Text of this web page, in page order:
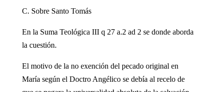
C. Sobre Santo Tomás
En la Suma Teológica III q 27 a.2 ad 2 se donde aborda
la cuestión.
El motivo de la no exención del pecado original en
María según el Doctro Angélico se debía al recelo de